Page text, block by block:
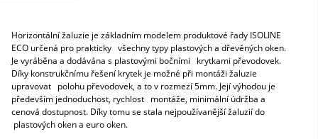
Horizontální žaluzie je základním modelem produktové řady ISOLINE
ECO určená pro prakticky všechny typy plastových a dřevěných oken.
Je vyráběna a dodávána s plastovými bočními krytkami převodovek.
Díky konstrukčnímu řešení krytek je možné při montáži žaluzie
upravovat polohu převodovek, a to v rozmezí 5mm. Její výhodou je
především jednoduchost, rychlost montáže, minimální údržba a
cenová dostupnost. Díky tomu se stala nejpoužívanější žaluzií do
plastových oken a euro oken.